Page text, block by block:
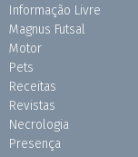
Informação Livre
Magnus Futsal
Motor
Pets
Receitas
Revistas
Necrologia
Presença